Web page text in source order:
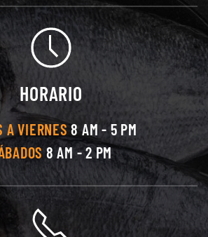
HORARIO
A VIERNES8 AM - 5 PM
8 AM - 2 PM